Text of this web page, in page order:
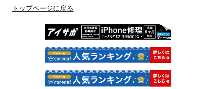
トップページに戻る